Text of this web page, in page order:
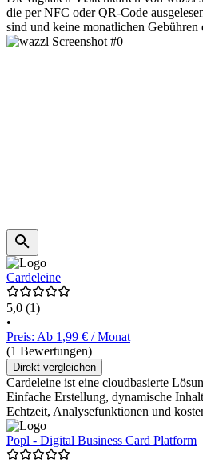
die per NFC oder QR-Code
sind und keine monatlichen Gebühren
Cardeleine
5,0 (1)
•
Preis: Ab 1,99 € / Monat
(1 Bewertungen)
Direkt vergleichen
Cardeleine ist eine cloudbasierte
Einfache Erstellung, dynamische
Echtzeit, Analysefunktionen und
Popl - Digital Business Card Platform